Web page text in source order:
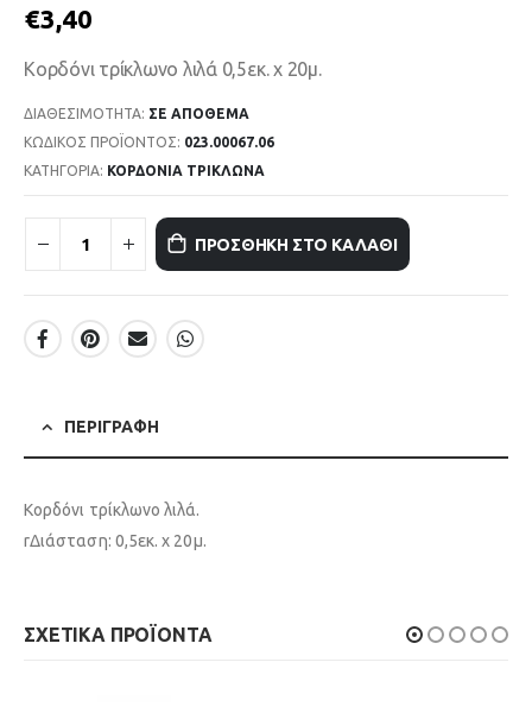
€3,40
Κορδόνι τρίκλωνο λιλά 0,5εκ. x 20μ.
ΔΙΑΘΕΣΙΜΌΤΗΤΑ: ΣΕ ΑΠΌΘΕΜΑ
ΚΩΔΙΚΌΣ ΠΡΟΪΌΝΤΟΣ: 023.00067.06
ΚΑΤΗΓΟΡΊΑ: ΚΟΡΔΟΝΙΑ ΤΡΙΚΛΩΝΑ
ΠΡΟΣΘΉΚΗ ΣΤΟ ΚΑΛΆΘΙ
ΠΕΡΙΓΡΑΦΉ
Κορδόνι τρίκλωνο λιλά.
rΔιάσταση: 0,5εκ. x 20μ.
ΣΧΕΤΙΚΆ ΠΡΟΪΌΝΤΑ